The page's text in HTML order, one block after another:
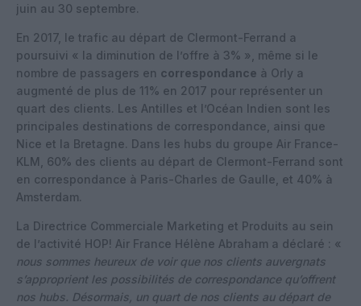
juin au 30 septembre.
En 2017, le trafic au départ de Clermont-Ferrand a
poursuivi « la diminution de l’offre à 3% », même si le
nombre de passagers en correspondance à Orly a
augmenté de plus de 11% en 2017 pour représenter un
quart des clients. Les Antilles et l’Océan Indien sont les
principales destinations de correspondance, ainsi que
Nice et la Bretagne. Dans les hubs du groupe Air France-
KLM, 60% des clients au départ de Clermont-Ferrand sont
en correspondance à Paris-Charles de Gaulle, et 40% à
Amsterdam.
La Directrice Commerciale Marketing et Produits au sein
de l’activité HOP! Air France Hélène Abraham a déclaré : «
nous sommes heureux de voir que nos clients auvergnats
s’approprient les possibilités de correspondance qu’offrent
nos hubs. Désormais, un quart de nos clients au départ de